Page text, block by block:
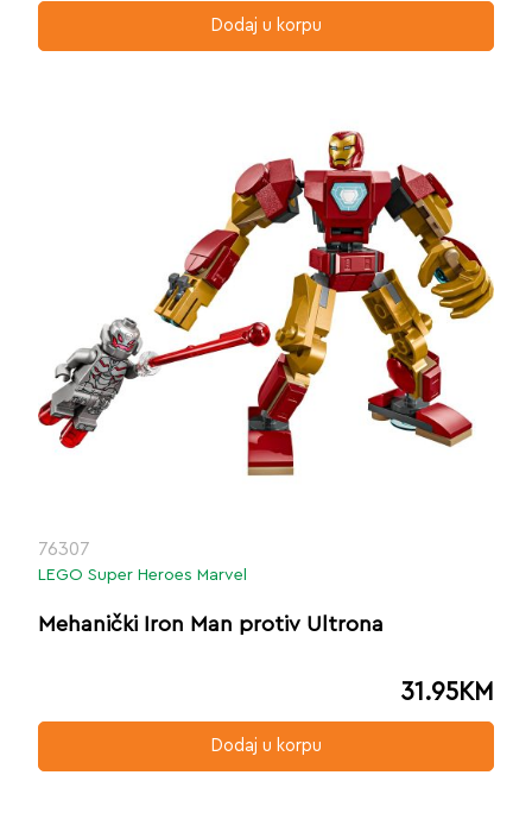
Dodaj u korpu
76307
LEGO Super Heroes Marvel
Mehanički Iron Man protiv Ultrona
31.95KM
Dodaj u korpu